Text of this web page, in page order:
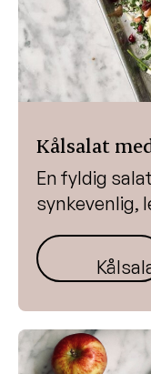
Kålsalat
En fyldig
synkevenlig,
Kålsalat